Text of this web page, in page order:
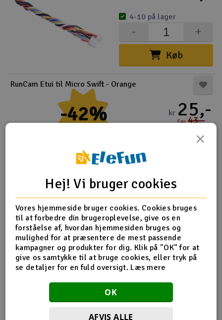
Køb
+
-
4-10 på lager
-42%
RunCam Etui til Micro Swift - Orange
kr 25,-
Før 43,-
RunCam Kompatibel DJI O3 koaksialkabel 170mm
kr99,-
+
-
4-10 på lager
RunCam kontroladapter
×
Hej! Vi bruger cookies
Vores hjemmeside bruger cookies. Cookies bruges
til at forbedre din brugeroplevelse, give os en
forståelse af, hvordan hjemmesiden bruges og
mulighed for at præsentere de mest passende
kampagner og produkter for dig. Klik på "OK" for at
give os samtykke til at bruge cookies, eller tryk på
se detaljer for en fuld oversigt. Læs mere
OK
AFVIS ALLE